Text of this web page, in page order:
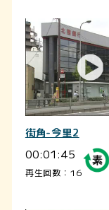
街角-今里2
00:01:45
再生回数：16